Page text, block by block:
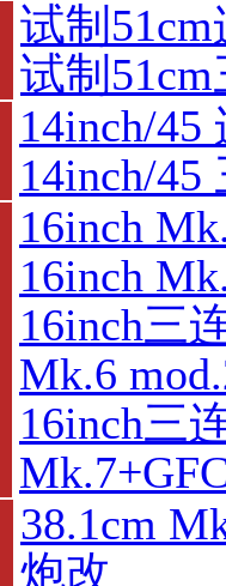
试制
试制
14inch/45
14inch/45
16inch
16inch
16inch三
Mk.6
16inch三
38.1cm
炮改